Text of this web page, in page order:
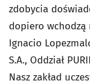
zdobycia
dopiero wchodzą
Ignacio
S.A., Oddział
Nasz zakład